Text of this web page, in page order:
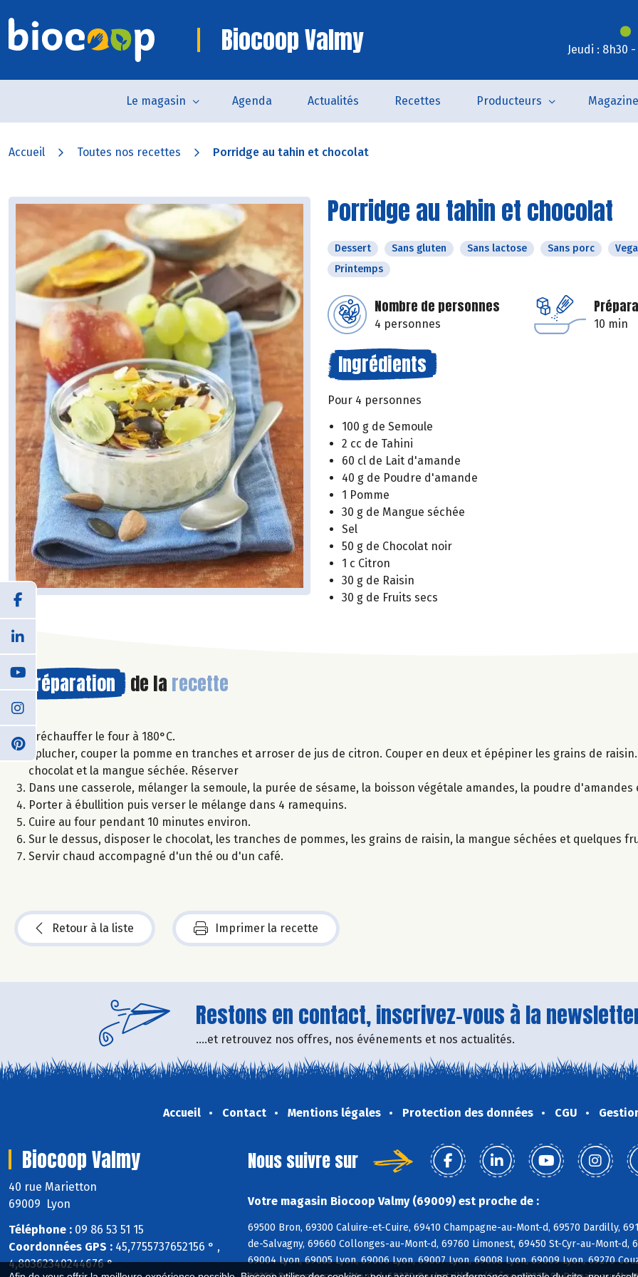
Biocoop Valmy Jeudi : 8h30
Le magasin Agenda Actualités Recettes Producteurs
Accueil Toutes nos recettes Porridge au tahin et chocolat
Porridge au tahin et chocolat
Dessert Sans gluten Sans lactose Sans porc
Printemps
Nombre de personnes
4 personnes 10 min
Ingrédients
Pour 4 personnes
100 g de Semoule
2 cc de Tahini
60 cl de Lait d'amande
40 g de Poudre d'amande
1 Pomme
30 g de Mangue séchée
Sel
50 g de Chocolat noir
1 c Citron
30 g de Raisin
30 g de Fruits secs
Préparation de la recette
Préchauffer le four à 180°C.
Eplucher, couper la pomme en tranches et arroser de jus de citron. Couper en deux et épépiner les grains de
chocolat et la mangue séchée. Réserver
Dans une casserole, mélanger la semoule, la purée de sésame, la boisson végétale amandes, la poudre d'amandes
Porter à ébullition puis verser le mélange dans 4 ramequins.
Cuire au four pendant 10 minutes environ.
Sur le dessus, disposer le chocolat, les tranches de pommes, les grains de raisin, la mangue séchées et quelques
Servir chaud accompagné d'un thé ou d'un café.
Retour à la liste Imprimer la recette
Restons en contact, inscrivez-vous à la
....et retrouvez nos offres, nos événements et nos actualités.
Accueil Contact Mentions légales Protection des données CGU
Biocoop Valmy
40 rue Marietton
69009 Lyon
Téléphone : 09 86 53 51 15
Coordonnées GPS : 45,7755737652156 ° ,
4,80362340244676 °
Nous suivre sur
Votre magasin Biocoop Valmy (69009) est proche de :
69500 Bron, 69300 Caluire-et-Cuire, 69410 Champagne-au-Mont-d, 69570 Dardilly,
de-Salvagny, 69660 Collonges-au-Mont-d, 69760 Limonest, 69450 St-Cyr-au-Mont-d,
69004 Lyon, 69005 Lyon, 69006 Lyon, 69007 Lyon, 69008 Lyon, 69009 Lyon, 69270